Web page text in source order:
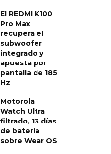
El REDMI K100
Pro Max
recupera el
subwoofer
integrado y
apuesta por
pantalla de 185
Hz
Motorola
Watch Ultra
filtrado, 13 días
de batería
sobre Wear OS